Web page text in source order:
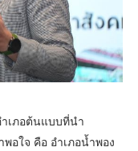
เภอต้นแบบที่นำ
อใจ คือ อำเภอน้ำพอง